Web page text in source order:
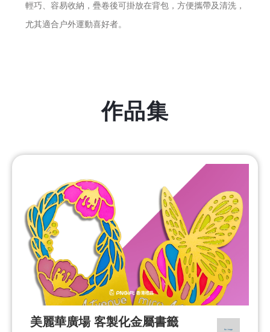
輕巧、容易收納，疊卷後可掛放在背包，方便攜帶及清洗，
尤其適合户外運動喜好者。
作品集
美麗華廣場 客製化金屬書籤